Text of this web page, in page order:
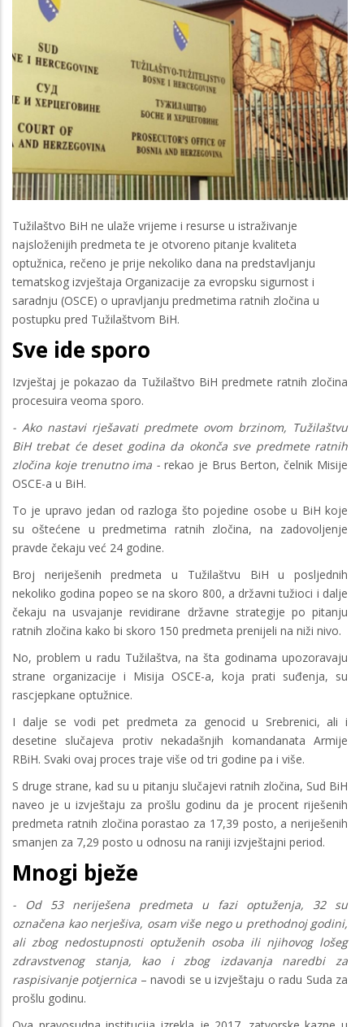
Tužilaštvo BiH ne ulaže vrijeme i resurse u istraživanje
najsloženijih predmeta te je otvoreno pitanje kvaliteta
optužnica, rečeno je prije nekoliko dana na predstavljanju
tematskog izvještaja Organizacije za evropsku sigurnost i
saradnju (OSCE) o upravljanju predmetima ratnih zločina u
postupku pred Tužilaštvom BiH.
Sve ide sporo
Izvještaj je pokazao da Tužilaštvo BiH predmete ratnih zločina
procesuira veoma sporo.
- Ako nastavi rješavati predmete ovom brzinom, Tužilaštvu
BiH trebat će deset godina da okonča sve predmete ratnih
zločina koje trenutno ima - rekao je Brus Berton, čelnik Misije
OSCE-a u BiH.
To je upravo jedan od razloga što pojedine osobe u BiH koje
su oštećene u predmetima ratnih zločina, na zadovoljenje
pravde čekaju već 24 godine.
Broj neriješenih predmeta u Tužilaštvu BiH u posljednih
nekoliko godina popeo se na skoro 800, a državni tužioci i dalje
čekaju na usvajanje revidirane državne strategije po pitanju
ratnih zločina kako bi skoro 150 predmeta prenijeli na niži nivo.
No, problem u radu Tužilaštva, na šta godinama upozoravaju
strane organizacije i Misija OSCE-a, koja prati suđenja, su
rascjepkane optužnice.
I dalje se vodi pet predmeta za genocid u Srebrenici, ali i
desetine slučajeva protiv nekadašnjih komandanata Armije
RBiH. Svaki ovaj proces traje više od tri godine pa i više.
S druge strane, kad su u pitanju slučajevi ratnih zločina, Sud BiH
naveo je u izvještaju za prošlu godinu da je procent riješenih
predmeta ratnih zločina porastao za 17,39 posto, a neriješenih
smanjen za 7,29 posto u odnosu na raniji izvještajni period.
Mnogi bježe
- Od 53 neriješena predmeta u fazi optuženja, 32 su
označena kao nerješiva, osam više nego u prethodnoj godini,
ali zbog nedostupnosti optuženih osoba ili njihovog lošeg
zdravstvenog stanja, kao i zbog izdavanja naredbi za
raspisivanje potjernica – navodi se u izvještaju o radu Suda za
prošlu godinu.